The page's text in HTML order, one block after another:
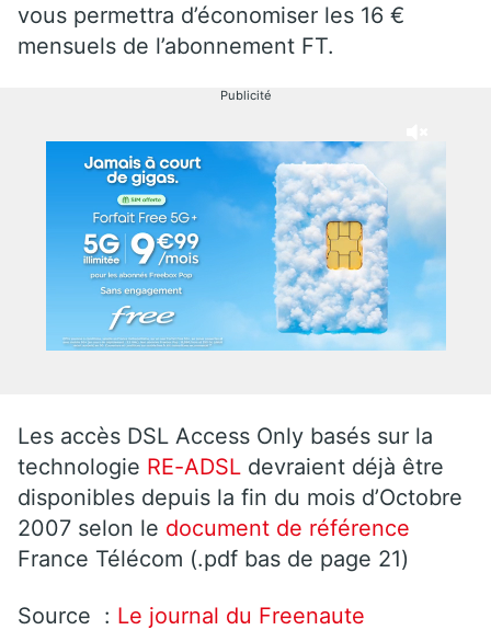
vous permettra d’économiser les 16 €
mensuels de l’abonnement FT.
Publicité
Les accès DSL Access Only basés sur la
technologie RE-ADSL devraient déjà être
disponibles depuis la fin du mois d’Octobre
2007 selon le document de référence
France Télécom (.pdf bas de page 21)
Source : Le journal du Freenaute